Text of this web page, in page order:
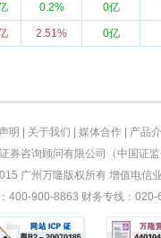
0.2% 0亿
2.51% 0亿
明 关于我们 媒体合作
产品
券咨询顾问有限公司（中国证
广州万隆版权所有 增值电信
400-900-8863 财务专线：